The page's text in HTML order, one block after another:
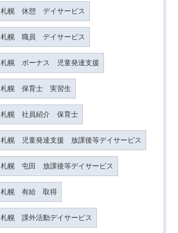
札幌 休憩 デイサービス
札幌 職員 デイサービス
札幌 ボーナス 児童発達支援
札幌 保育士 実習生
札幌 社員紹介 保育士
札幌 児童発達支援 放課後等デイサービス
札幌 屯田 放課後等デイサービス
札幌 有給 取得
札幌 課外活動デイサービス